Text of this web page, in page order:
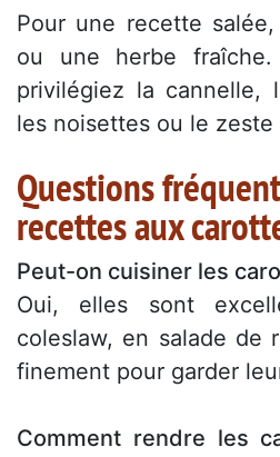
Pour une recette
ou une herbe
privilégiez la cannelle,
les noisettes ou le zeste
Questions
recettes aux
Peut-on cuisiner les
Oui, elles sont
coleslaw, en salade de
finement pour garder
Comment rendre les